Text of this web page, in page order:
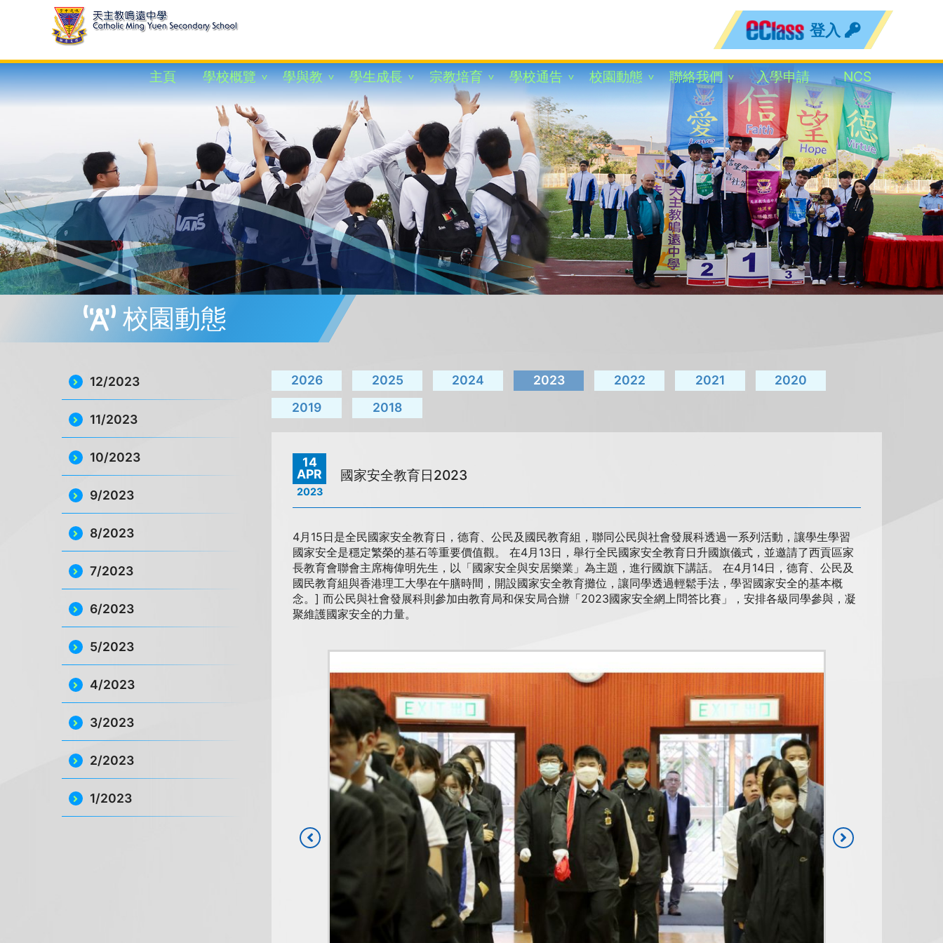
登入
主頁 學校概覽 學與教 學生成長 宗教培育 學校通告 校園動態 聯絡我們 入學申請 NCS
校園動態
12/2023
11/2023
10/2023
9/2023
8/2023
7/2023
6/2023
5/2023
4/2023
3/2023
2/2023
1/2023
2026 2025 2024 2023 2022 2021
2020
2019
2018
14
APR
2023
國家安全教育日2023
4月15日是全民國家安全教育日，德育、公民及國民教育組，聯同公民與社會發展科透過一系列活動，讓學生學習
國家安全是穩定繁榮的基石等重要價值觀。 在4月13日，舉行全民國家安全教育日升國旗儀式，並邀請了西貢區家
長教育會聯會主席梅偉明先生，以「國家安全與安居樂業」為主題，進行國旗下講話。 在4月14日，德育、公民及
國民教育組與香港理工大學在午膳時間，開設國家安全教育攤位，讓同學透過輕鬆手法，學習國家安全的基本概
念。] 而公民與社會發展科則參加由教育局和保安局合辦「2023國家安全網上問答比賽」，安排各級同學參與，凝
聚維護國家安全的力量。